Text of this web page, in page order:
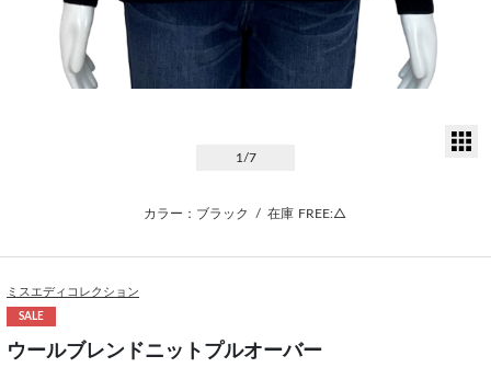
1 /7
カラー：ブラック / 在庫 FREE:△
ミスエディコレクション
SALE
ウールブレンドニットプルオーバー